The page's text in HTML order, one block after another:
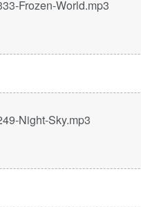
Frozen-World.mp3
Night-Sky.mp3